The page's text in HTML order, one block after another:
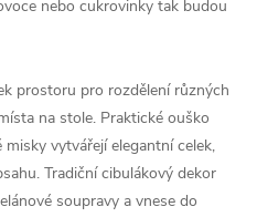
nebo cukrovinky tak budou
prostoru pro rozdělení různých
na stole. Praktické ouško
vytvářejí elegantní celek,
Tradiční cibulákový dekor
soupravy a vnese do